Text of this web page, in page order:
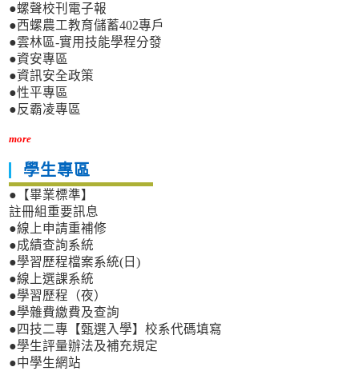
●螺聲校刊電子報
●西螺農工教育儲蓄402專戶
●雲林區-實用技能學程分發
●資安專區
●資訊安全政策
●性平專區
●反霸凌專區
more
學生專區
●【畢業標準】
註冊組重要訊息
●線上申請重補修
●成績查詢系統
●學習歷程檔案系統(日)
●線上選課系統
●學習歷程（夜）
●學雜費繳費及查詢
●四技二專【甄選入學】校系代碼填寫
●學生評量辦法及補充規定
●中學生網站